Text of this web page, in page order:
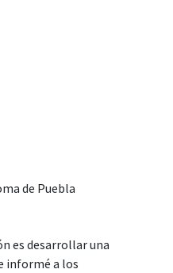
de Puebla
es desarrollar una
informé a los